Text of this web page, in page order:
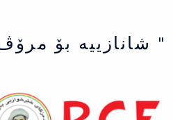
" شانازییه بۆ